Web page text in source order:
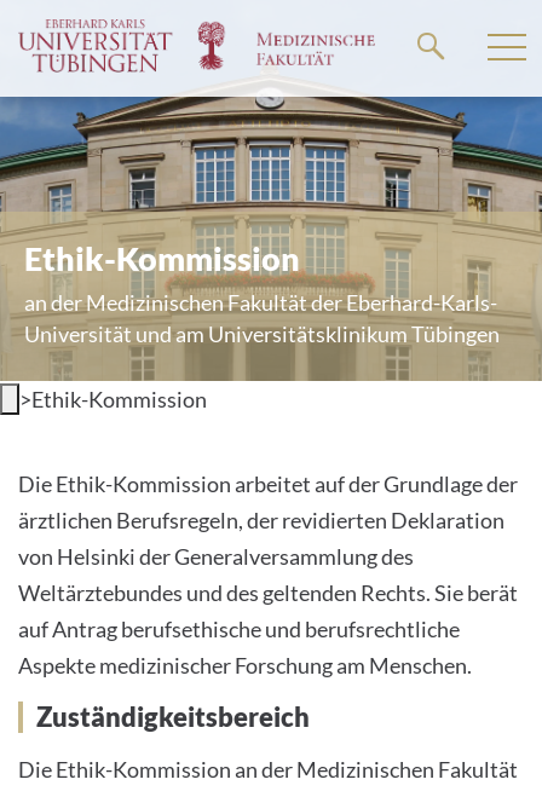
zum
Ethik-Kommission
an der Medizinischen Fakultät der Eberhard-Karls-
Universität und am Universitätsklinikum Tübingen
>Ethik-Kommission
Die Ethik-Kommission arbeitet auf der Grundlage der
ärztlichen Berufsregeln, der revidierten Deklaration
von Helsinki der Generalversammlung des
Weltärztebundes und des geltenden Rechts. Sie berät
auf Antrag berufsethische und berufsrechtliche
Aspekte medizinischer Forschung am Menschen.
Zuständigkeitsbereich
Die Ethik-Kommission an der Medizinischen Fakultät